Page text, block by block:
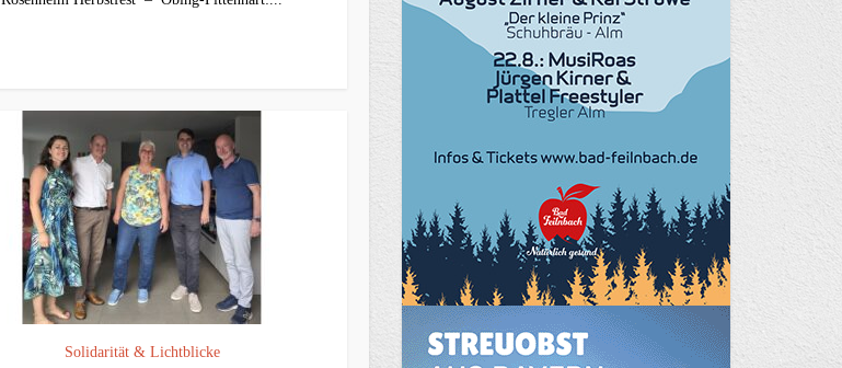
Solidarität & Lichtblicke